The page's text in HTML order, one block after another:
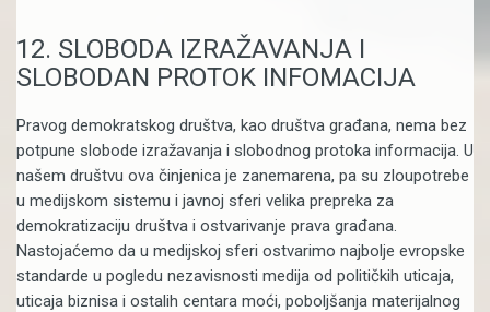
12. SLOBODA IZRAŽAVANJA I
SLOBODAN PROTOK INFOMACIJA
Pravog demokratskog društva, kao društva građana, nema bez
potpune slobode izražavanja i slobodnog protoka informacija. U
našem društvu ova činjenica je zanemarena, pa su zloupotrebe
u medijskom sistemu i javnoj sferi velika prepreka za
demokratizaciju društva i ostvarivanje prava građana.
Nastojaćemo da u medijskoj sferi ostvarimo najbolje evropske
standarde u pogledu nezavisnosti medija od političkih uticaja,
uticaja biznisa i ostalih centara moći, poboljšanja materijalnog